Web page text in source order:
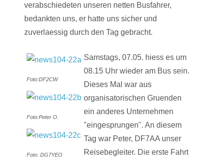
verabschiedeten unseren netten Busfahrer,
bedankten uns, er hatte uns sicher und
zuverlaessig durch den Tag gebracht.
Foto:DF2CW
Foto:Peter O.
Foto: DG7YEO
Samstags, 07.05. hiess es um
08.15 Uhr wieder am Bus sein.
Dieses Mal war aus
organisatorischen Gruenden
ein anderes Unternehmen
"eingesprungen". An diesem
Tag war Peter, DF7AA unser
Reisebegleiter. Die erste Fahrt